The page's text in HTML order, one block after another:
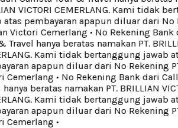
VICTORI CEMERLANG. Kami tidak
pembayaran apapun diluar dari No
Victori Cemerlang• No Rekening Bank
hanya beratas namakan PT.
Kami tidak bertanggung jawab
apapun diluar dari No Rekening
Cemerlang• No Rekening Bank dari
beratas namakan PT. BRILLIAN
Kami tidak bertanggung jawab
apapun diluar dari No Rekening
Cemerlang•